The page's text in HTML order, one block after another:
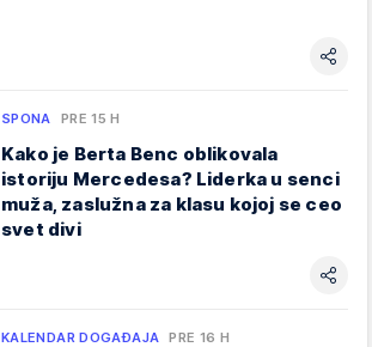
SPONA PRE 15 H
Kako je Berta Benc oblikovala
istoriju Mercedesa? Liderka u senci
muža, zaslužna za klasu kojoj se ceo
svet divi
KALENDAR DOGAĐAJA PRE 16 H